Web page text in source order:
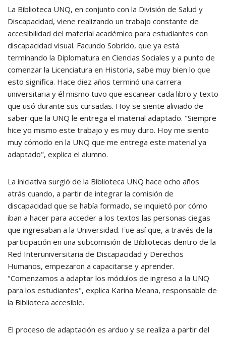
La Biblioteca UNQ, en conjunto con la División de Salud y
Discapacidad, viene realizando un trabajo constante de
accesibilidad del material académico para estudiantes con
discapacidad visual. Facundo Sobrido, que ya está
terminando la Diplomatura en Ciencias Sociales y a punto de
comenzar la Licenciatura en Historia, sabe muy bien lo que
esto significa. Hace diez años terminó una carrera
universitaria y él mismo tuvo que escanear cada libro y texto
que usó durante sus cursadas. Hoy se siente aliviado de
saber que la UNQ le entrega el material adaptado. "Siempre
hice yo mismo este trabajo y es muy duro. Hoy me siento
muy cómodo en la UNQ que me entrega este material ya
adaptado", explica el alumno.
La iniciativa surgió de la Biblioteca UNQ hace ocho años
atrás cuando, a partir de integrar la comisión de
discapacidad que se había formado, se inquietó por cómo
iban a hacer para acceder a los textos las personas ciegas
que ingresaban a la Universidad. Fue así que, a través de la
participación en una subcomisión de Bibliotecas dentro de la
Red Interuniversitaria de Discapacidad y Derechos
Humanos, empezaron a capacitarse y aprender.
"Comenzamos a adaptar los módulos de ingreso a la UNQ
para los estudiantes", explica Karina Meana, responsable de
la Biblioteca accesible.
El proceso de adaptación es arduo y se realiza a partir del